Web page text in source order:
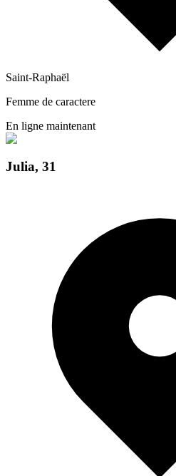
Saint-Raphaël
Femme de caractere
En ligne maintenant
Julia, 31